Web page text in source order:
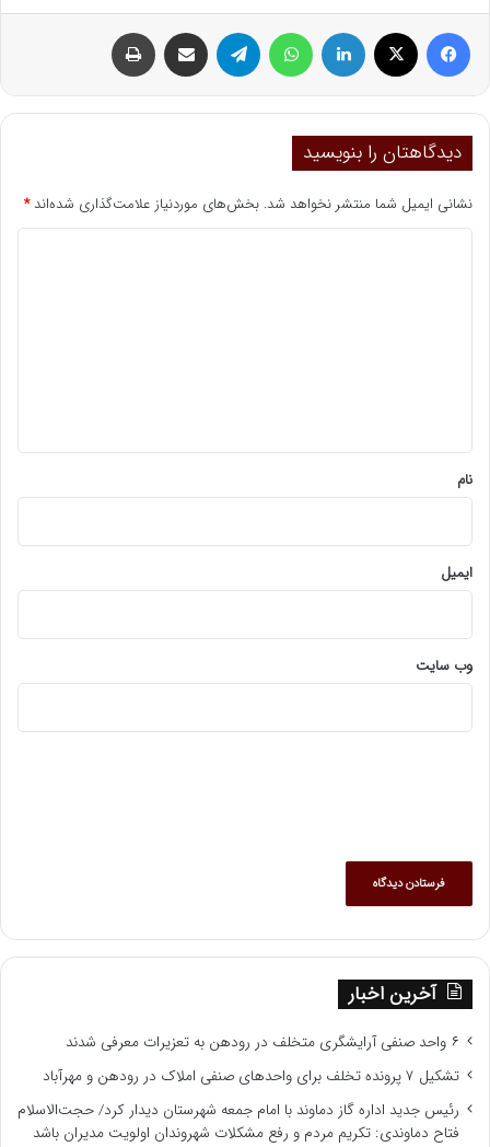
ایکس
دیدگاهتان را بنویسید
نشانی ایمیل شما منتشر نخواهد شد. بخش‌های موردنیاز علامت‌گذاری شده‌اند*
نام
ایمیل
وب‌ سایت
آخرین اخبار
۶ واحد صنفی آرایشگری متخلف در رودهن به تعزیرات معرفی شدند
تشکیل ۷ پرونده تخلف برای واحدهای صنفی املاک در رودهن و مهرآباد
رئیس جدید اداره گاز دماوند با امام جمعه شهرستان دیدار کرد/ حجت‌الاسلام
فتاح دماوندی: تکریم مردم و رفع مشکلات شهروندان اولویت مدیران باشد